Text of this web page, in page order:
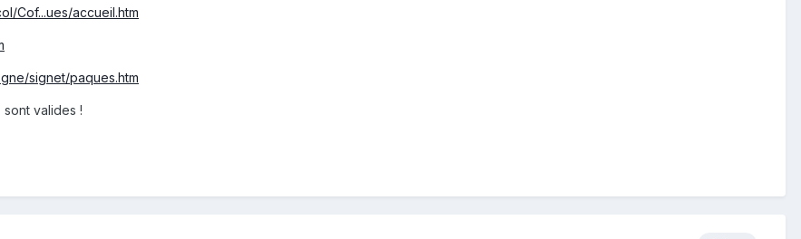
Cof...ues/accueil.htm
signet/paques.htm
valides !